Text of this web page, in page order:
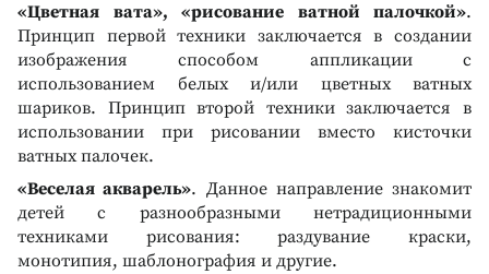
«Цветная вата», «рисование ватной палочкой».
Принцип первой техники заключается в создании
изображения способом аппликации с
использованием белых и/или цветных ватных
шариков. Принцип второй техники заключается в
использовании при рисовании вместо кисточки
ватных палочек.
«Веселая акварель». Данное направление знакомит
детей с разнообразными нетрадиционными
техниками рисования: раздувание краски,
монотипия, шаблонография и другие.